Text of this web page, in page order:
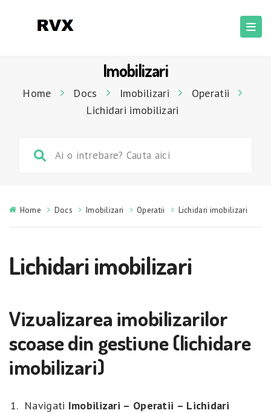
Imobilizari
Home Docs Imobilizari
Operatii
Lichidari imobilizari
Home Docs Imobilizari Operatii Lichidari imobilizari
Lichidari imobilizari
Vizualizarea imobilizarilor
scoase din gestiune (lichidare
imobilizari)
Navigati Imobilizari – Operatii – Lichidari